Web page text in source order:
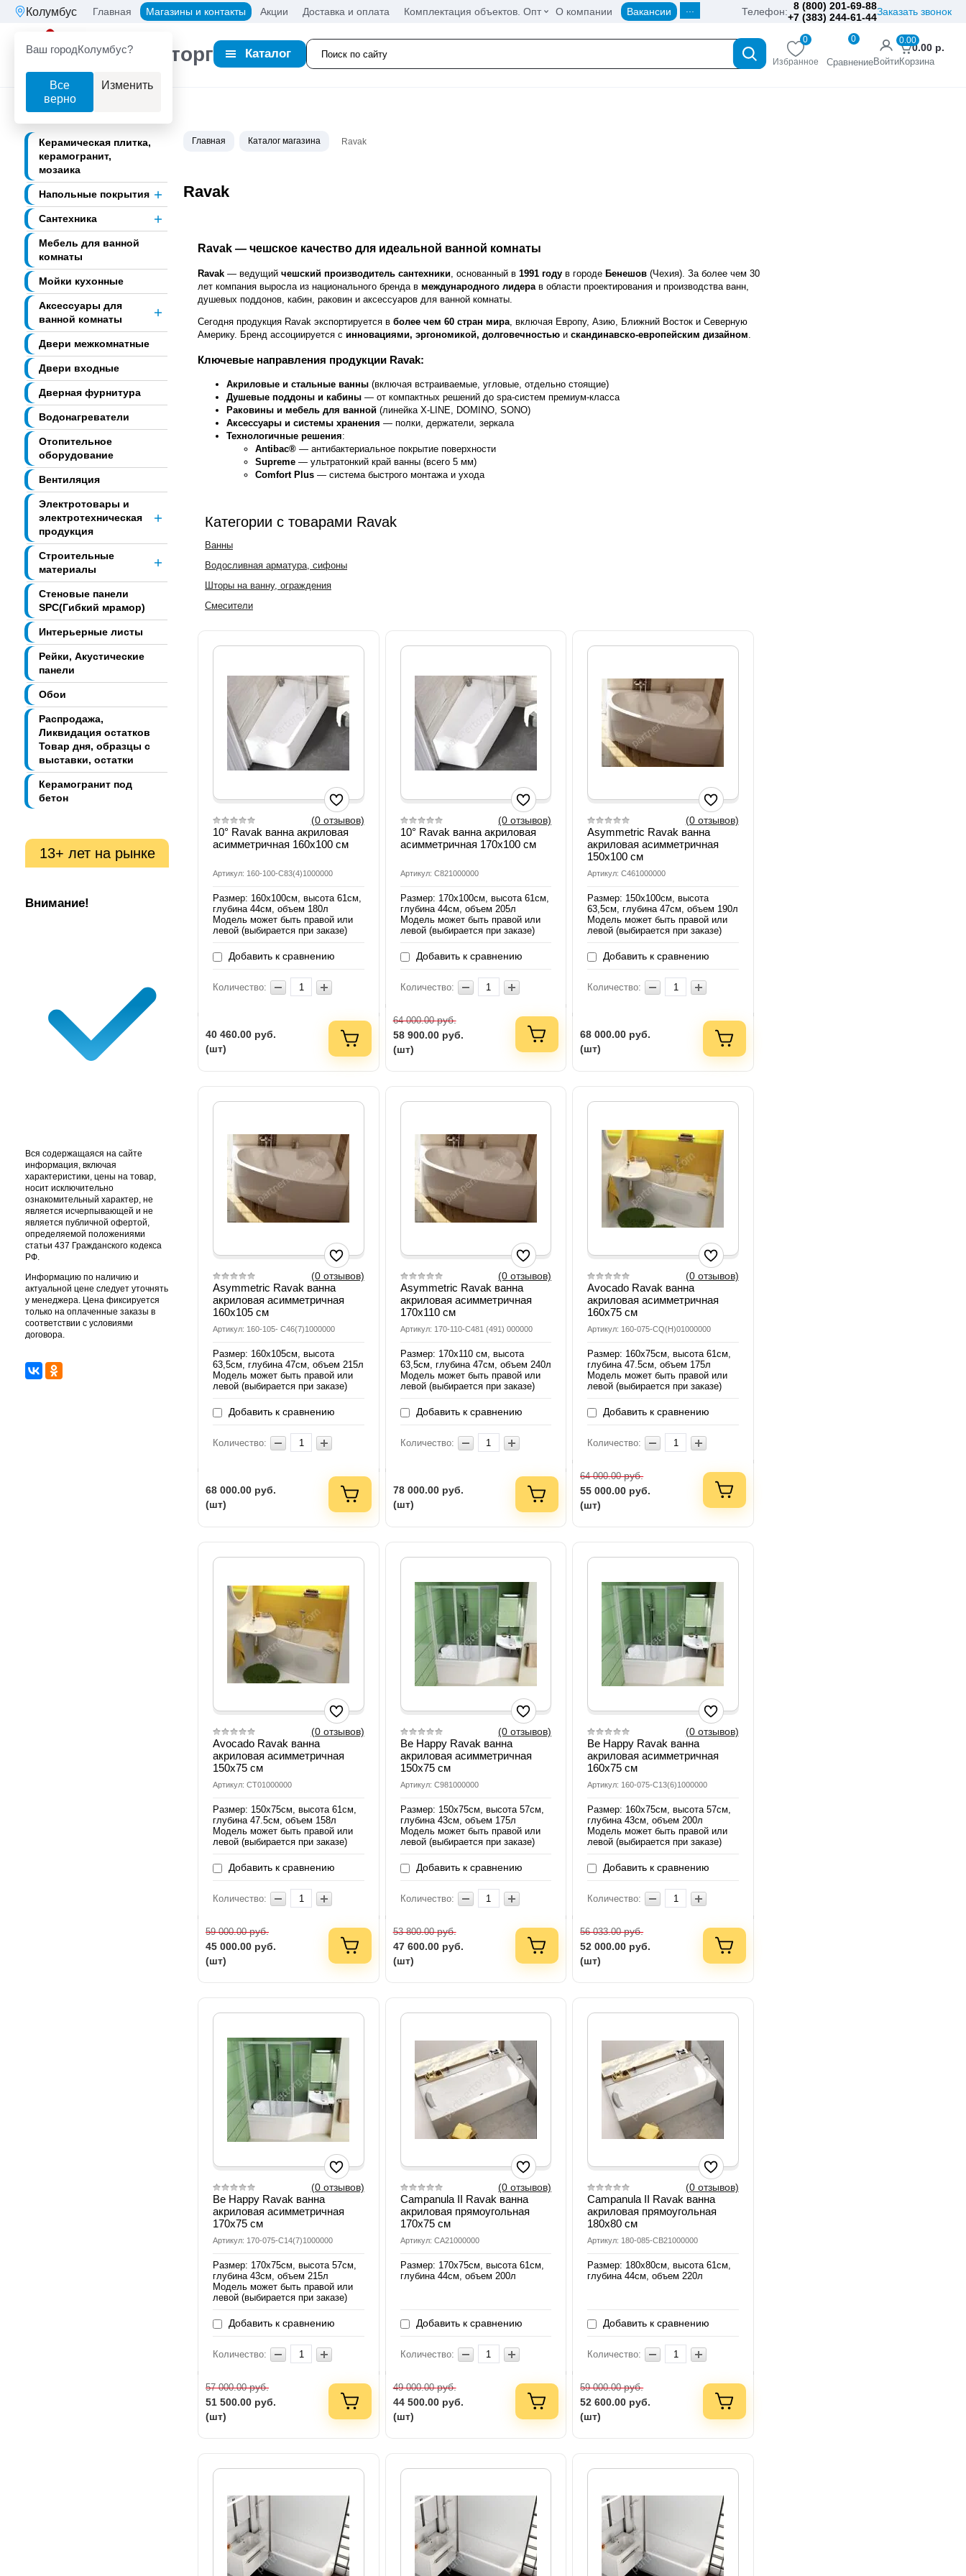
Колумбус
Ваш городКолумбус?
Все
верно
Изменить
Главная Магазины и контакты Акции Доставка и оплата Комплектация объектов. Опт О компании Вакансии Телефон: 8 (800) 201-69-88
+7 (383) 244-61-44Заказать звонок
Партнерторг Каталог
0
Избранное Сравнение
0
Войти
0.00
0.00 р.
Корзина
Керамическая плитка,
керамогранит,
мозаика
Напольные покрытия
Сантехника
Мебель для ванной
комнаты
Мойки кухонные
Аксессуары для
ванной комнаты
Двери межкомнатные
Двери входные
Дверная фурнитура
Водонагреватели
Отопительное
оборудование
Вентиляция
Электротовары и
электротехническая
продукция
Строительные
материалы
Стеновые панели
SPC(Гибкий мрамор)
Интерьерные листы
Рейки, Акустические
панели
Обои
Распродажа,
Ликвидация остатков
Товар дня, образцы с
выставки, остатки
Керамогранит под
бетон
13+ лет на рынке
Внимание!
Вся содержащаяся на сайте
информация, включая
характеристики, цены на товар,
носит исключительно
ознакомительный характер, не
является исчерпывающей и не
является публичной офертой,
определяемой положениями
статьи 437 Гражданского кодекса
РФ.
Информацию по наличию и
актуальной цене следует уточнять
у менеджера. Цена фиксируется
только на оплаченные заказы в
соответствии с условиями
договора.
Главная Каталог магазина Ravak
Ravak
Ravak — чешское качество для идеальной ванной комнаты
Ravak — ведущий чешский производитель сантехники, основанный в 1991 году в городе Бенешов (Чехия). За более чем 30
лет компания выросла из национального бренда в международного лидерав области проектирования и производства ванн,
душевых поддонов, кабин, раковин и аксессуаров для ванной комнаты.
Сегодня продукция Ravak экспортируется в более чем 60 стран мира, включая Европу, Азию, Ближний Восток и Северную
Америку. Бренд ассоциируется с инновациями, эргономикой, долговечностью и скандинавско-европейским дизайном.
Ключевые направления продукции Ravak:
Акриловые и стальные ванны (включая встраиваемые, угловые, отдельно стоящие)
Душевые поддоны и кабины — от компактных решений до spa-систем премиум-класса
Раковины и мебель для ванной (линейка X-LINE, DOMINO, SONO)
Аксессуары и системы хранения — полки, держатели, зеркала
Технологичные решения:
Antibac® — антибактериальное покрытие поверхности
Supreme — ультратонкий край ванны (всего 5 мм)
Comfort Plus — система быстрого монтажа и ухода
Категории с товарами Ravak
Ванны
Водосливная арматура, сифоны
Шторы на ванну, ограждения
Смесители
(0 отзывов)
10° Ravak ванна акриловая
асимметричная 160х100 см
Артикул: 160-100-C83(4)1000000
Размер: 160х100см, высота 61см,
глубина 44см, объем 180л
Модель может быть правой или
левой (выбирается при заказе)
Добавить к сравнению
Количество:
40 460.00 руб.
(шт)
(0 отзывов)
10° Ravak ванна акриловая
асимметричная 170х100 см
Артикул: C821000000
Размер: 170х100см, высота 61см,
глубина 44см, объем 205л
Модель может быть правой или
левой (выбирается при заказе)
Добавить к сравнению
Количество:
64 000.00руб.
58 900.00 руб.
(шт)
(0 отзывов)
Asymmetric Ravak ванна
акриловая асимметричная
150х100 см
Артикул: C461000000
Размер: 150х100см, высота
63,5см, глубина 47см, объем 190л
Модель может быть правой или
левой (выбирается при заказе)
Добавить к сравнению
Количество:
68 000.00 руб.
(шт)
(0 отзывов)
Asymmetric Ravak ванна
акриловая асимметричная
160х105 см
Артикул: 160-105- C46(7)1000000
Размер: 160х105см, высота
63,5см, глубина 47см, объем 215л
Модель может быть правой или
левой (выбирается при заказе)
Добавить к сравнению
Количество:
68 000.00 руб.
(шт)
(0 отзывов)
Asymmetric Ravak ванна
акриловая асимметричная
170х110 см
Артикул: 170-110-C481 (491) 000000
Размер: 170х110 см, высота
63,5см, глубина 47см, объем 240л
Модель может быть правой или
левой (выбирается при заказе)
Добавить к сравнению
Количество:
78 000.00 руб.
(шт)
(0 отзывов)
Avocado Ravak ванна
акриловая асимметричная
160х75 см
Артикул: 160-075-CQ(H)01000000
Размер: 160х75см, высота 61см,
глубина 47.5см, объем 175л
Модель может быть правой или
левой (выбирается при заказе)
Добавить к сравнению
Количество:
64 000.00руб.
55 000.00 руб.
(шт)
(0 отзывов)
Avocado Ravak ванна
акриловая асимметричная
150х75 см
Артикул: CT01000000
Размер: 150х75см, высота 61см,
глубина 47.5см, объем 158л
Модель может быть правой или
левой (выбирается при заказе)
Добавить к сравнению
Количество:
59 000.00руб.
45 000.00 руб.
(шт)
(0 отзывов)
Be Happy Ravak ванна
акриловая асимметричная
150х75 см
Артикул: C981000000
Размер: 150х75см, высота 57см,
глубина 43см, объем 175л
Модель может быть правой или
левой (выбирается при заказе)
Добавить к сравнению
Количество:
53 800.00руб.
47 600.00 руб.
(шт)
(0 отзывов)
Be Happy Ravak ванна
акриловая асимметричная
160х75 см
Артикул: 160-075-C13(6)1000000
Размер: 160х75см, высота 57см,
глубина 43см, объем 200л
Модель может быть правой или
левой (выбирается при заказе)
Добавить к сравнению
Количество:
56 033.00руб.
52 000.00 руб.
(шт)
(0 отзывов)
Be Happy Ravak ванна
акриловая асимметричная
170х75 см
Артикул: 170-075-C14(7)1000000
Размер: 170х75см, высота 57см,
глубина 43см, объем 215л
Модель может быть правой или
левой (выбирается при заказе)
Добавить к сравнению
Количество:
57 000.00руб.
51 500.00 руб.
(шт)
(0 отзывов)
Campanula II Ravak ванна
акриловая прямоугольная
170х75 см
Артикул: CA21000000
Размер: 170х75см, высота 61см,
глубина 44см, объем 200л
Добавить к сравнению
Количество:
49 000.00руб.
44 500.00 руб.
(шт)
(0 отзывов)
Campanula II Ravak ванна
акриловая прямоугольная
180х80 см
Артикул: 180-085-CB21000000
Размер: 180х80см, высота 61см,
глубина 44см, объем 220л
Добавить к сравнению
Количество:
59 000.00руб.
52 600.00 руб.
(шт)